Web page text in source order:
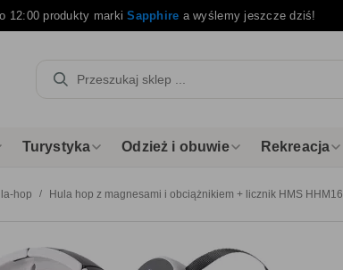
12:00 produkty markiSapphire a wyślemy jeszcze dziś!
Turystyka Odzież i obuwie Rekreacja
hop Hula hop z magnesami i obciążnikiem + licznik HMS HHM16